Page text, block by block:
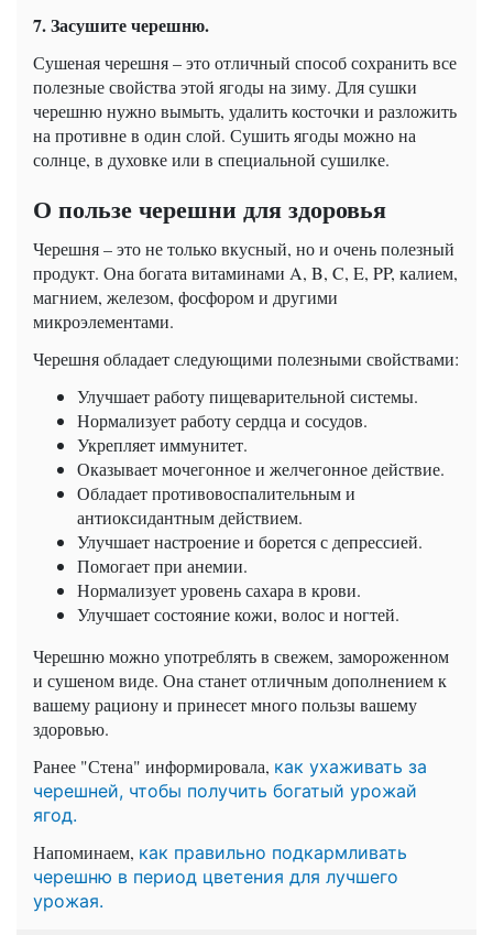
7. Засушите черешню.
Сушеная черешня – это отличный способ сохранить все
полезные свойства этой ягоды на зиму. Для сушки
черешню нужно вымыть, удалить косточки и разложить
на противне в один слой. Сушить ягоды можно на
солнце, в духовке или в специальной сушилке.
О пользе черешни для здоровья
Черешня – это не только вкусный, но и очень полезный
продукт. Она богата витаминами A, B, C, E, PP, калием,
магнием, железом, фосфором и другими
микроэлементами.
Черешня обладает следующими полезными свойствами:
Улучшает работу пищеварительной системы.
Нормализует работу сердца и сосудов.
Укрепляет иммунитет.
Оказывает мочегонное и желчегонное действие.
Обладает противовоспалительным и
антиоксидантным действием.
Улучшает настроение и борется с депрессией.
Помогает при анемии.
Нормализует уровень сахара в крови.
Улучшает состояние кожи, волос и ногтей.
Черешню можно употреблять в свежем, замороженном
и сушеном виде. Она станет отличным дополнением к
вашему рациону и принесет много пользы вашему
здоровью.
Ранее "Стена" информировала, как ухаживать за
черешней, чтобы получить богатый урожай
ягод.
Напоминаем, как правильно подкармливать
черешню в период цветения для лучшего
урожая.